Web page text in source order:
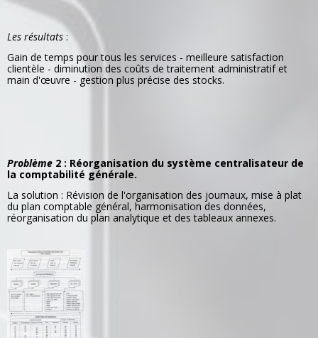
Les résultats :
Gain de temps pour tous les services - meilleure satisfaction
clientèle - diminution des coûts de traitement administratif et
main d'œuvre - gestion plus précise des stocks.
Problème 2 : Réorganisation du système centralisateur de
la comptabilité générale.
La solution : Révision de l'organisation des journaux, mise à plat
du plan comptable général, harmonisation des données,
réorganisation du plan analytique et des tableaux annexes.